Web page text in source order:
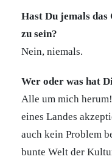
Hast Du jemals
zu sein?
Nein, niemals.
Wer oder was hat
Alle um mich
eines Landes
auch kein Problem
bunte Welt der